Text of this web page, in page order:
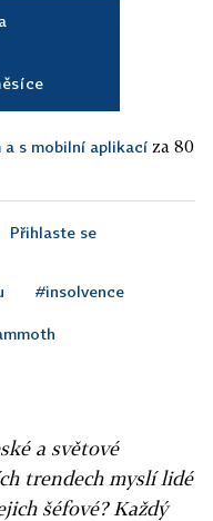
a s mobilní aplikací za 80
Přihlaste se
#insolvence
a světové
trendech myslí lidé
šéfové? Každý